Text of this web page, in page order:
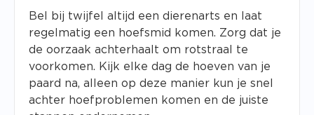
Bel bij twijfel altijd een dierenarts en laat
regelmatig een hoefsmid komen. Zorg dat je
de oorzaak achterhaalt om rotstraal te
voorkomen. Kijk elke dag de hoeven van je
paard na, alleen op deze manier kun je snel
achter hoefproblemen komen en de juiste